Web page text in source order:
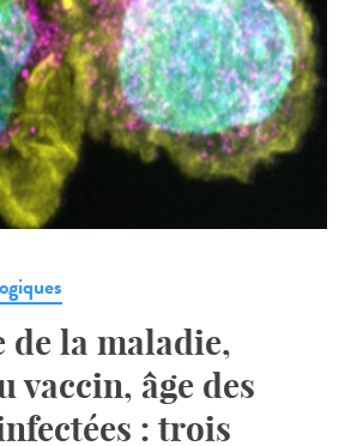
de la maladie,
vaccin, âge des
: trois